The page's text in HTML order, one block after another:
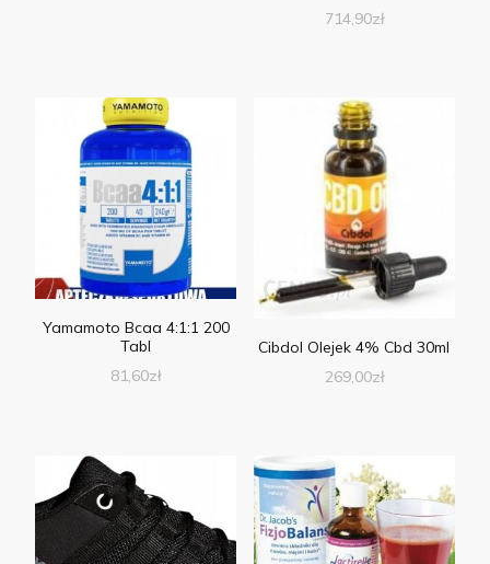
714,90zł
Yamamoto Bcaa 4:1:1 200
Tabl
81,60zł
Cibdol Olejek 4% Cbd 30ml
269,00zł